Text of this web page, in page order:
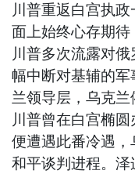
川普重返白宫执
面上始终心存期
川普多次流露对
幅中断对基辅的
兰领导层，乌克
川普曾在白宫椭
便遭遇此番冷遇
和平谈判进程。泽